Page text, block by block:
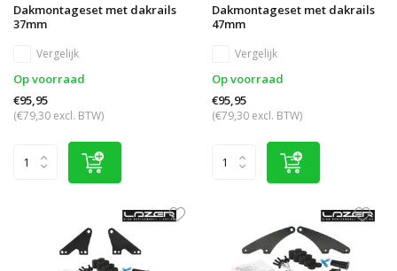
Dakmontageset met dakrails
37mm
Vergelijk
Op voorraad
€95,95
(€79,30 excl. BTW)
Dakmontageset met dakrails
47mm
Vergelijk
Op voorraad
€95,95
(€79,30 excl. BTW)